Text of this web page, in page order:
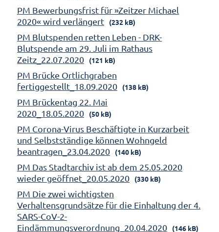
PM Bewerbungsfrist für »Zeitzer Michael
2020« wird verlängert
(232 kB)
PM Blutspenden retten Leben - DRK-
Blutspende am 29. Juli im Rathaus
Zeitz_22.07.2020
(121 kB)
PM Brücke Ortlichgraben
fertiggestellt_18.09.2020
(138 kB)
PM Brückentag 22. Mai
2020_18.05.2020
(50 kB)
PM Corona-Virus Beschäftigte in Kurzarbeit
und Selbstständige können Wohngeld
beantragen_23.04.2020
(140 kB)
PM Das Stadtarchiv ist ab dem 25.05.2020
wieder geöffnet_20.05.2020
(330 kB)
PM Die zwei wichtigsten
Verhaltensgrundsätze für die Einhaltung der 4.
SARS-CoV-2-
Eindämmungsverordnung_20.04.2020
(146 kB)